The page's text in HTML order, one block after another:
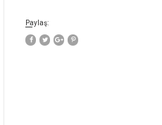
Paylaş: